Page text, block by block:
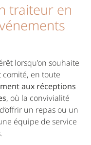
traiteur en
lorsqu’on souhaite
en toute
aux réceptions
, où la convivialité
un repas ou un
équipe de service